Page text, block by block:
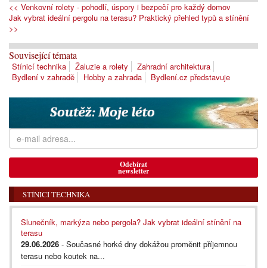
<< Venkovní rolety - pohodlí, úspory i bezpečí pro každý domov
Jak vybrat ideální pergolu na terasu? Praktický přehled typů a stínění
>>
Související témata
Stínicí technika Žaluzie a rolety
Zahradní architektura
Bydlení v zahradě
Hobby a zahrada Bydlení.cz představuje
Odebírat
newsletter
STÍNICÍ TECHNIKA
Slunečník, markýza nebo pergola? Jak vybrat ideální stínění na
terasu
29.06.2026 - Současné horké dny dokážou proměnit příjemnou
terasu nebo koutek na...